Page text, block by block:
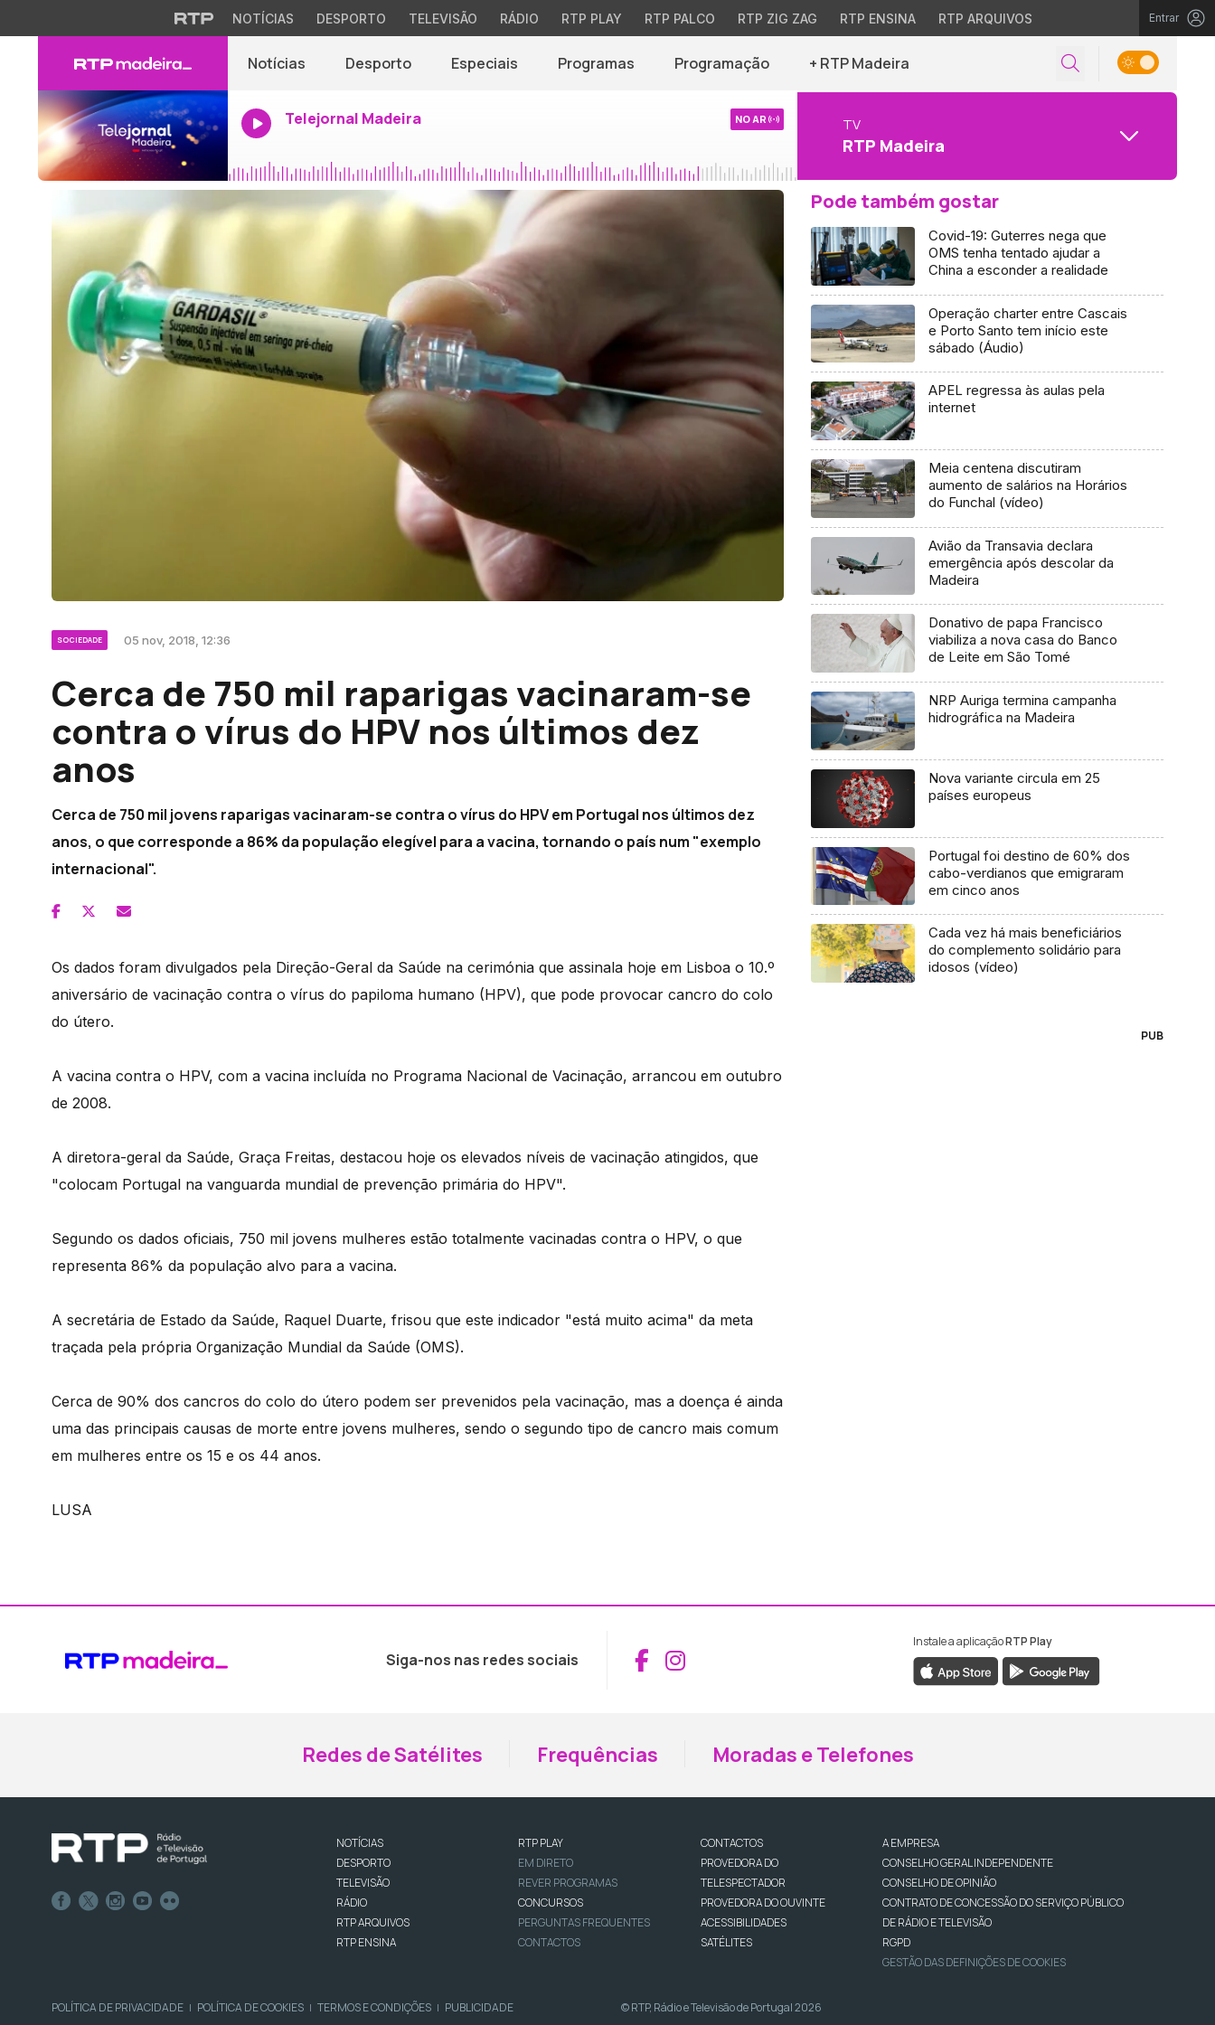
NOTÍCIAS DESPORTO TELEVISÃO RÁDIO RTP PLAY RTP PALCO RTP ZIG ZAG RTP ENSINA RTP ARQUIVOS Entrar
Notícias Desporto Especiais Programas Programação + RTP Madeira
Telejornal Madeira NO AR TV
RTP Madeira
SOCIEDADE 05 nov, 2018, 12:36
Cerca de 750 mil raparigas vacinaram-se
contra o vírus do HPV nos últimos dez
anos
Cerca de 750 mil jovens raparigas vacinaram-se contra o vírus do HPV em Portugal nos últimos dez
anos, o que corresponde a 86% da população elegível para a vacina, tornando o país num "exemplo
internacional".
Os dados foram divulgados pela Direção-Geral da Saúde na cerimónia que assinala hoje em Lisboa o 10.º
aniversário de vacinação contra o vírus do papiloma humano (HPV), que pode provocar cancro do colo
do útero.
A vacina contra o HPV, com a vacina incluída no Programa Nacional de Vacinação, arrancou em outubro
de 2008.
A diretora-geral da Saúde, Graça Freitas, destacou hoje os elevados níveis de vacinação atingidos, que
"colocam Portugal na vanguarda mundial de prevenção primária do HPV".
Segundo os dados oficiais, 750 mil jovens mulheres estão totalmente vacinadas contra o HPV, o que
representa 86% da população alvo para a vacina.
A secretária de Estado da Saúde, Raquel Duarte, frisou que este indicador "está muito acima" da meta
traçada pela própria Organização Mundial da Saúde (OMS).
Cerca de 90% dos cancros do colo do útero podem ser prevenidos pela vacinação, mas a doença é ainda
uma das principais causas de morte entre jovens mulheres, sendo o segundo tipo de cancro mais comum
em mulheres entre os 15 e os 44 anos.
LUSA
Pode também gostar
Covid-19: Guterres nega que
OMS tenha tentado ajudar a
China a esconder a realidade
Operação charter entre Cascais
e Porto Santo tem início este
sábado (Áudio)
APEL regressa às aulas pela
internet
Meia centena discutiram
aumento de salários na Horários
do Funchal (vídeo)
Avião da Transavia declara
emergência após descolar da
Madeira
Donativo de papa Francisco
viabiliza a nova casa do Banco
de Leite em São Tomé
NRP Auriga termina campanha
hidrográfica na Madeira
Nova variante circula em 25
países europeus
Portugal foi destino de 60% dos
cabo-verdianos que emigraram
em cinco anos
Cada vez há mais beneficiários
do complemento solidário para
idosos (vídeo)
PUB
Siga-nos nas redes sociais Aceder ao Facebook da RTP Madeira
Aceder ao Instagram da RTP Madeira
Instale a aplicaçãoRTP Play
Redes de Satélites Frequências Moradas e Telefones
NOTÍCIAS
DESPORTO
TELEVISÃO
RÁDIO
RTP ARQUIVOS
RTP ENSINA
RTP PLAY
EM DIRETO
REVER PROGRAMAS
CONCURSOS
PERGUNTAS FREQUENTES
CONTACTOS
CONTACTOS
PROVEDORA DO
TELESPECTADOR
PROVEDORA DO OUVINTE
ACESSIBILIDADES
SATÉLITES
A EMPRESA
CONSELHO GERAL INDEPENDENTE
CONSELHO DE OPINIÃO
CONTRATO DE CONCESSÃO DO SERVIÇO PÚBLICO
DE RÁDIO E TELEVISÃO
RGPD
GESTÃO DAS DEFINIÇÕES DE COOKIES
POLÍTICA DE PRIVACIDADE | POLÍTICA DE COOKIES | TERMOS E CONDIÇÕES | PUBLICIDADE © RTP, Rádio e Televisão de Portugal 2026